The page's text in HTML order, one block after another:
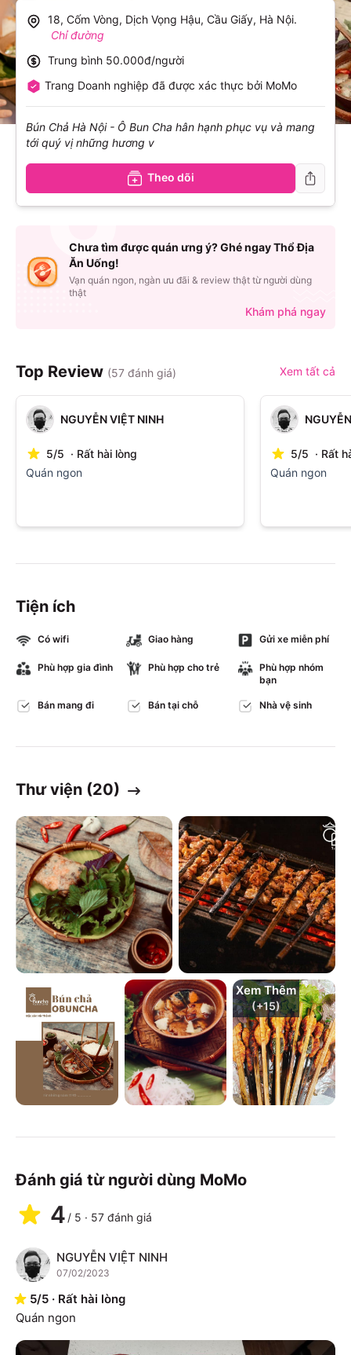
Top Review (57 đánh giá) Xem tất cả
NGUYỄN VIỆT NINH
5/5 · Rất hài lòng
Quán ngon
5/5 · Rất
Quán ngon
Tiện ích
Có wifi Giao hàng Gửi xe miễn phí
Phù hợp gia đình Phù hợp cho trẻ
Phù hợp nhóm
bạn
Bán mang đi Bán tại chỗ Nhà vệ sinh
Thư viện (20)
Xem Thêm
(+15)
Đánh giá từ người dùng MoMo
4 / 5 · 57 đánh giá
N NGUYỄN VIỆT NINH
07/02/2023
5/5 · Rất hài lòng
Quán ngon
18, Cốm Vòng, Dịch Vọng Hậu, Cầu Giấy, Hà Nội.
Chỉ đường
Trung bình 50.000đ/người
Trang Doanh nghiệp đã được xác thực bởi MoMo
Bún Chả Hà Nội - Ô Bun Cha hân hạnh phục vụ và mang
tới quý vị những hương v
Theo dõi
Chưa tìm được quán ưng ý? Ghé ngay Thổ Địa
Ăn Uống!
Vạn quán ngon, ngàn ưu đãi & review thật từ người dùng
thật
Khám phá ngay